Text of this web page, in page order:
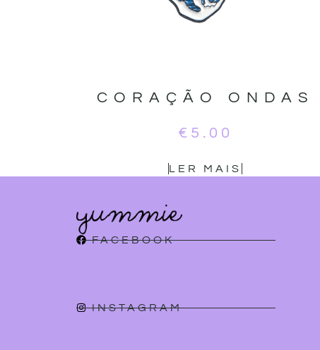
CORAÇÃO ONDAS
€ 5.00
LER MAIS
FACEBOOK
INSTAGRAM